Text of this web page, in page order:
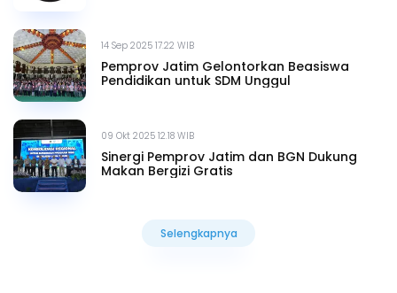
14 Sep 2025 17.22 WIB
Pemprov Jatim Gelontorkan Beasiswa
Pendidikan untuk SDM Unggul
09 Okt 2025 12.18 WIB
Sinergi Pemprov Jatim dan BGN Dukung
Makan Bergizi Gratis
Selengkapnya